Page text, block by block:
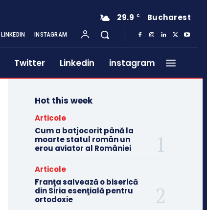
29.9 C Bucharest
LINKEDIN INSTAGRAM
Twitter Linkedin instagram
Hot this week
Articole
Cum a batjocorit până la
moarte statul român un
erou aviator al României
Articole
Franţa salvează o biserică
din Siria esenţială pentru
ortodoxie